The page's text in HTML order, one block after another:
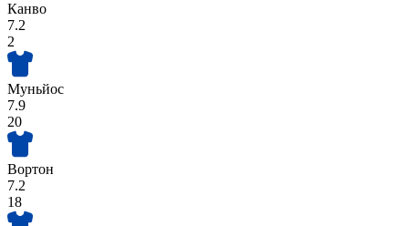
Канво
7.2
2
Муньйос
7.9
20
Вортон
7.2
18